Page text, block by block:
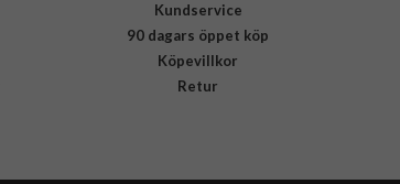
Kundservice
90 dagars öppet köp
Köpevillkor
Retur